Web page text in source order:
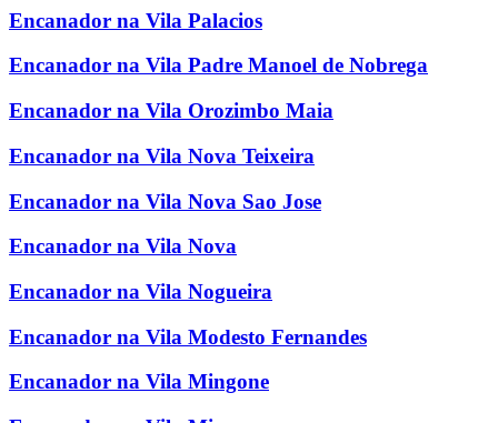
Encanador na Vila Palacios
Encanador na Vila Padre Manoel de Nobrega
Encanador na Vila Orozimbo Maia
Encanador na Vila Nova Teixeira
Encanador na Vila Nova Sao Jose
Encanador na Vila Nova
Encanador na Vila Nogueira
Encanador na Vila Modesto Fernandes
Encanador na Vila Mingone